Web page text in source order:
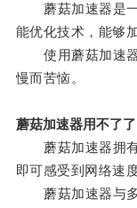
蘑菇加速器是一
能优化技术，能够
使用蘑菇加速器
慢而苦恼。
蘑菇加速器用不了了
蘑菇加速器拥有
即可感受到网络速
蘑菇加速器与多